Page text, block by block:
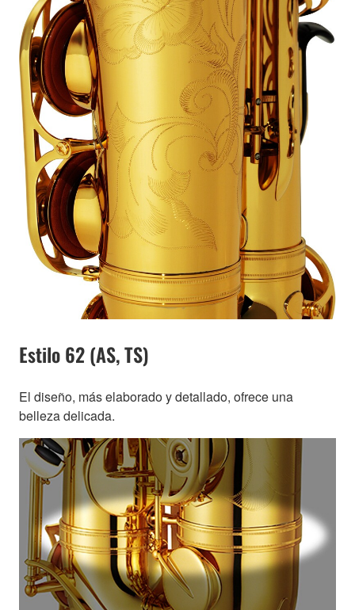
Estilo 62 (AS, TS)
El diseño, más elaborado y detallado, ofrece una
belleza delicada.